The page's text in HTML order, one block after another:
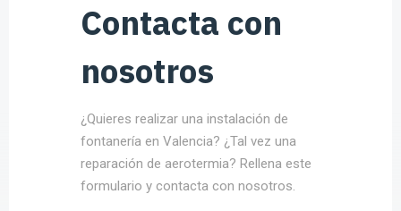
Contacta con
nosotros
¿Quieres realizar una instalación de
fontanería en Valencia? ¿Tal vez una
reparación de aerotermia? Rellena este
formulario y contacta con nosotros.